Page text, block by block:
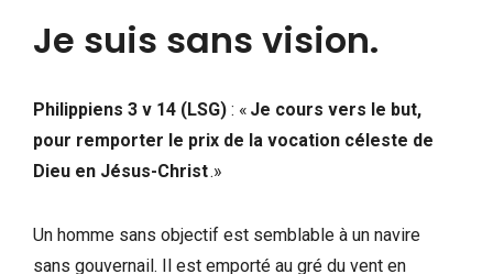
Je suis sans vision.
Philippiens 3 v 14 (LSG) : « Je cours vers le but,
pour remporter le prix de la vocation céleste de
Dieu en Jésus-Christ.»
Un homme sans objectif est semblable à un navire
sans gouvernail. Il est emporté au gré du vent en